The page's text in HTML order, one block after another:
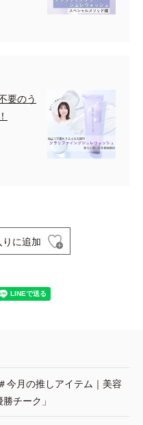
要のう
に追加
今月の推しアイテム｜美容
チーク」